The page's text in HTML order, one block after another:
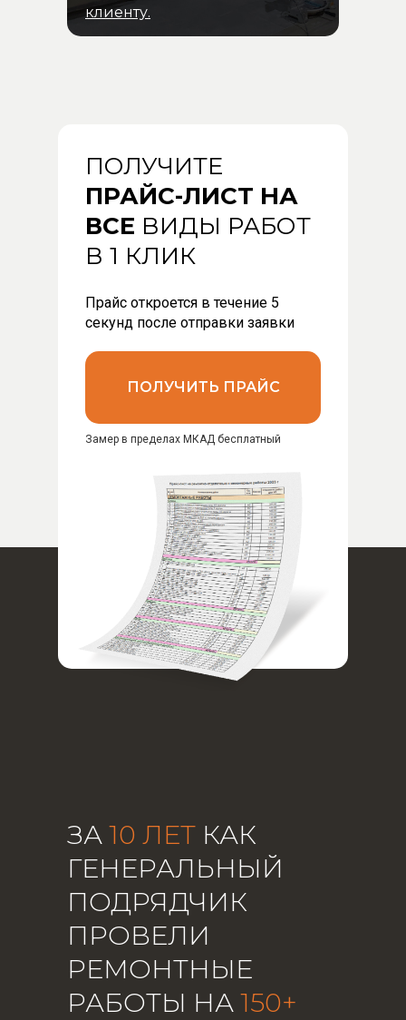
клиенту.
ПОЛУЧИТЕ
ПРАЙС-ЛИСТ НА
ВСЕ ВИДЫ РАБОТ
В 1 КЛИК
Прайс откроется в течение 5
секунд после отправки заявки
Замер в пределах МКАД бесплатный
ПОЛУЧИТЬ ПРАЙС
ЗА 10 ЛЕТ КАК
ГЕНЕРАЛЬНЫЙ
ПОДРЯДЧИК
ПРОВЕЛИ
РЕМОНТНЫЕ
РАБОТЫ НА 150+